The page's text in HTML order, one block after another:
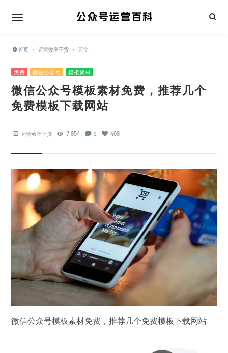
首页 › 运营效率干货 › 正文
免费 微信公众号 模板素材
微信公众号模板素材免费，推荐几个
免费模板下载网站
运营效率干货 7,854 0 408
微信公众号模板素材免费 ，推荐几个免费模板下载网站